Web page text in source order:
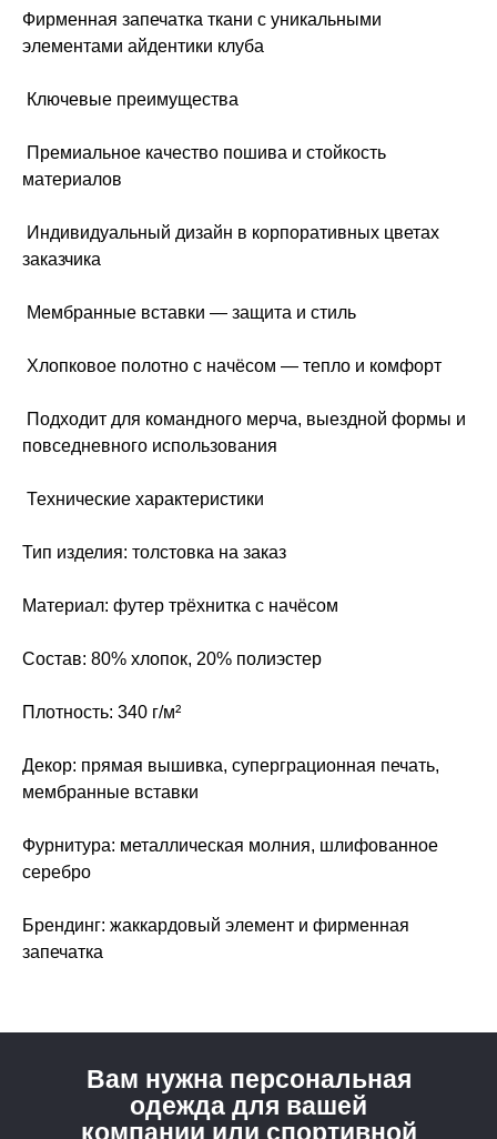
Фирменная запечатка ткани с уникальными
элементами айдентики клуба
Ключевые преимущества
Премиальное качество пошива и стойкость
материалов
Индивидуальный дизайн в корпоративных цветах
заказчика
Мембранные вставки — защита и стиль
Хлопковое полотно с начёсом — тепло и комфорт
Подходит для командного мерча, выездной формы и
повседневного использования
Технические характеристики
Тип изделия: толстовка на заказ
Материал: футер трёхнитка с начёсом
Состав: 80% хлопок, 20% полиэстер
Плотность: 340 г/м²
Декор: прямая вышивка, суперграционная печать,
мембранные вставки
Фурнитура: металлическая молния, шлифованное
серебро
Брендинг: жаккардовый элемент и фирменная
запечатка
Вам нужна персональная
одежда для вашей
компании или спортивной
Каталог